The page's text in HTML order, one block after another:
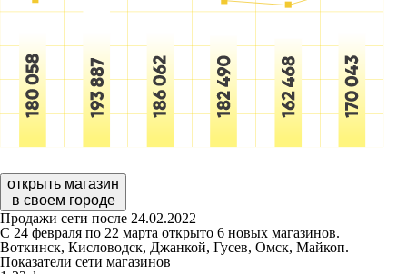
открыть магазин
в своем городе
Продажи сети после 24.02.2022
С 24 февраля по 22 марта открыто 6 новых магазинов.
Воткинск, Кисловодск, Джанкой, Гусев, Омск, Майкоп.
Показатели сети магазинов